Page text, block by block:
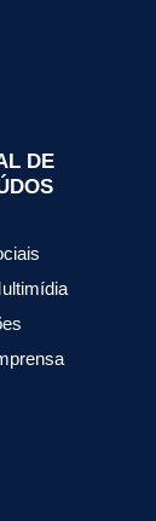
DE